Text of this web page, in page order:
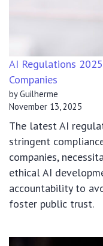
AI Regulations
Companies
by Guilherme
November 13, 2025
The latest AI
stringent
companies,
ethical AI
accountability to
foster public trust.